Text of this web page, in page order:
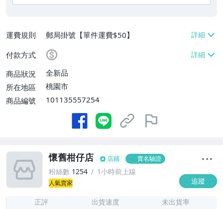
運費規則
郵局掛號【單件運費$50】
付款方式
商品狀況
全新品
所在地區
桃園市
商品編號
101135557254
懷舊柑仔店 店鋪 實名驗證
粉絲數 1254 1小時前上線
人氣賣家 追蹤
正評 出貨速度 未出貨率